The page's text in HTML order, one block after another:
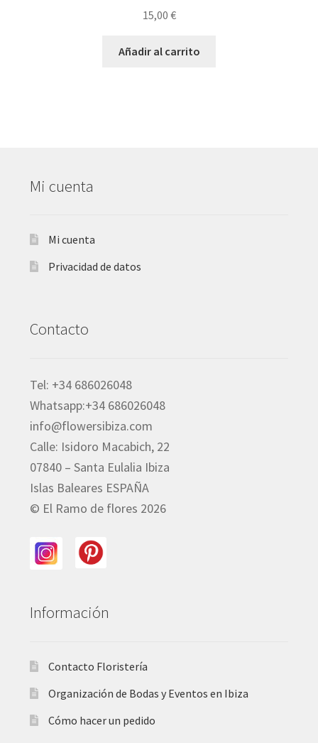
15,00 €
Añadir al carrito
Mi cuenta
Mi cuenta
Privacidad de datos
Contacto
Tel: +34 686026048
Whatsapp:+34 686026048
info@flowersibiza.com
Calle: Isidoro Macabich, 22
07840 – Santa Eulalia Ibiza
Islas Baleares ESPAÑA
© El Ramo de flores 2026
Información
Contacto Floristería
Organización de Bodas y Eventos en Ibiza
Cómo hacer un pedido